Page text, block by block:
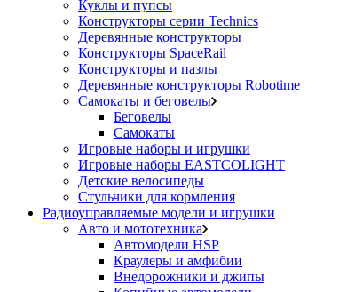
Куклы и пупсы
Конструкторы серии Technics
Деревянные конструкторы
Конструкторы SpaceRail
Конструкторы и пазлы
Деревянные конструкторы Robotime
Самокаты и беговелы
Беговелы
Самокаты
Игровые наборы и игрушки
Игровые наборы EASTCOLIGHT
Детские велосипеды
Стульчики для кормления
Радиоуправляемые модели и игрушки
Авто и мототехника
Автомодели HSP
Краулеры и амфибии
Внедорожники и джипы